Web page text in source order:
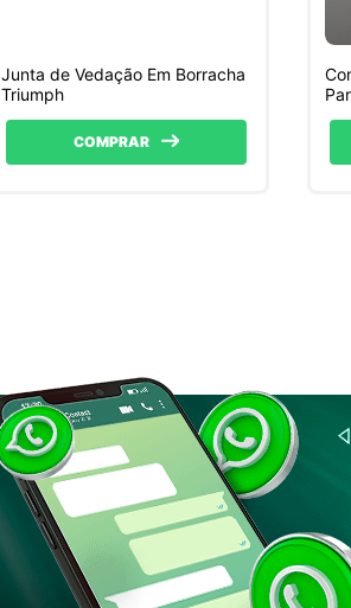
Junta de Vedação Em Borracha
Triumph
COMPRAR